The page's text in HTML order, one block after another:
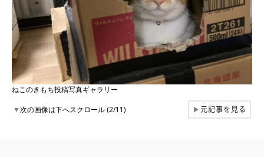
ねこのきもち投稿写真ギャラリー
▼次の画像は下へスクロール (2/11) ▶元記事を見る